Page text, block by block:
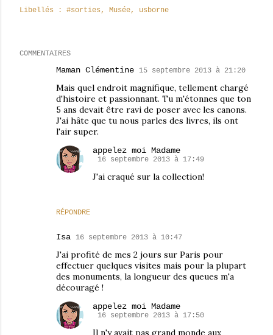
Libellés :
#sorties Musée usborne
COMMENTAIRES
Maman Clémentine 15 septembre 2013 à 21:20
Mais quel endroit magnifique, tellement chargé
d'histoire et passionnant. Tu m'étonnes que ton
5 ans devait être ravi de poser avec les canons.
J'ai hâte que tu nous parles des livres, ils ont
l'air super.
RÉPONDRE
appelez moi Madame
16 septembre 2013 à 17:49
J'ai craqué sur la collection!
Isa 16 septembre 2013 à 10:47
J'ai profité de mes 2 jours sur Paris pour
effectuer quelques visites mais pour la plupart
des monuments, la longueur des queues m'a
découragé !
appelez moi Madame
16 septembre 2013 à 17:50
Il n'y avait pas grand monde aux